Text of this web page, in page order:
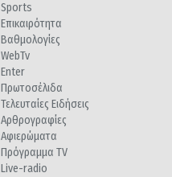
Sports
Επικαιρότητα
Βαθμολογίες
WebTv
Enter
Πρωτοσέλιδα
Τελευταίες Ειδήσεις
Αρθρογραφίες
Αφιερώματα
Πρόγραμμα TV
Live-radio